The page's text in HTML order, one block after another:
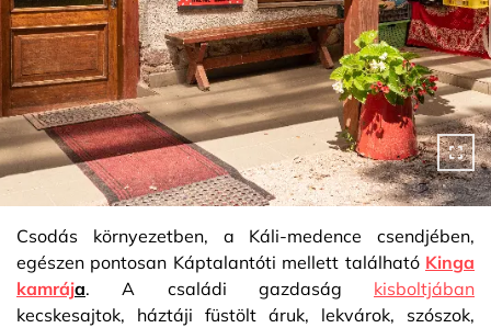
Csodás környezetben, a Káli-medence csendjében,
egészen pontosan Káptalantóti mellett található Kinga
kamrája. A családi gazdaság kisboltjában
kecskesajtok, háztáji füstölt áruk, lekvárok, szószok,